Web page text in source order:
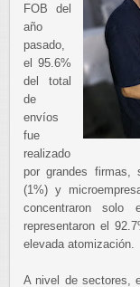
FOB del
año
pasado,
el 95.6%
del total
de
envíos
fue
realizado
por grandes firmas,
(1%) y
concentraron solo
representaron el
elevada atomización.
A nivel de sectores,